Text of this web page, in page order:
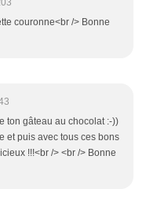
couronne<br /> Bonne
ton gâteau au chocolat :-))
et puis avec tous ces bons
!!!<br /> <br /> Bonne